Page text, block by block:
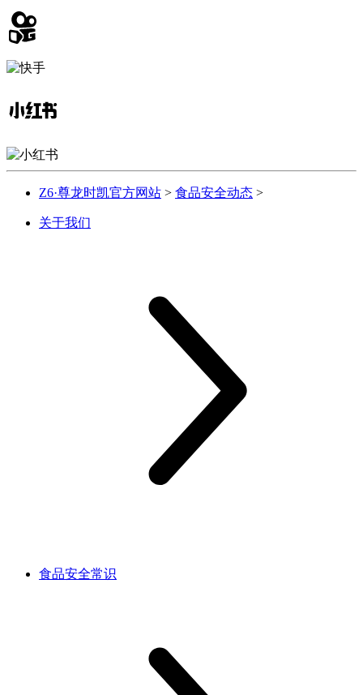
Z6·尊龙时凯官方网站 > 食品安全动态 >
关于我们
食品安全常识